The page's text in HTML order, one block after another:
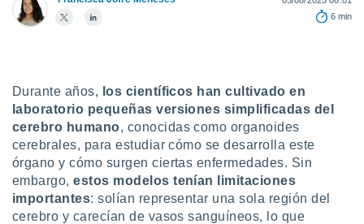
en
de
disponible
6 min
Durante años, los científicos han cultivado en
laboratorio pequeñas versiones simplificadas del
cerebro humano, conocidas como organoides
cerebrales, para estudiar cómo se desarrolla este
órgano y cómo surgen ciertas enfermedades. Sin
embargo,estos modelos tenían limitaciones
importantes: solían representar una sola región del
cerebro y carecían de vasos sanguíneos, lo que